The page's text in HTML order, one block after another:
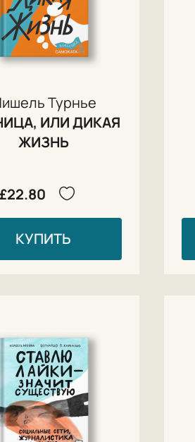
Турнье
ИЛИ ДИКАЯ
ЖИЗНЬ
£22.80
КУПИТЬ